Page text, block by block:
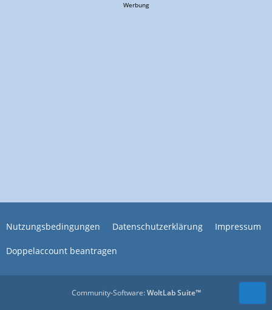
Werbung
Nutzungsbedingungen Datenschutzerklärung Impressum
Doppelaccount beantragen
Community-Software:WoltLab Suite™